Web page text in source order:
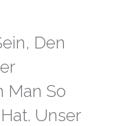
Den
Man So
Unser